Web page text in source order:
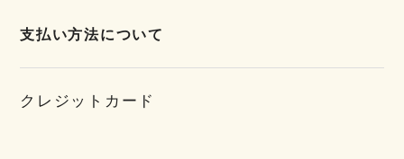
支払い方法について
クレジットカード